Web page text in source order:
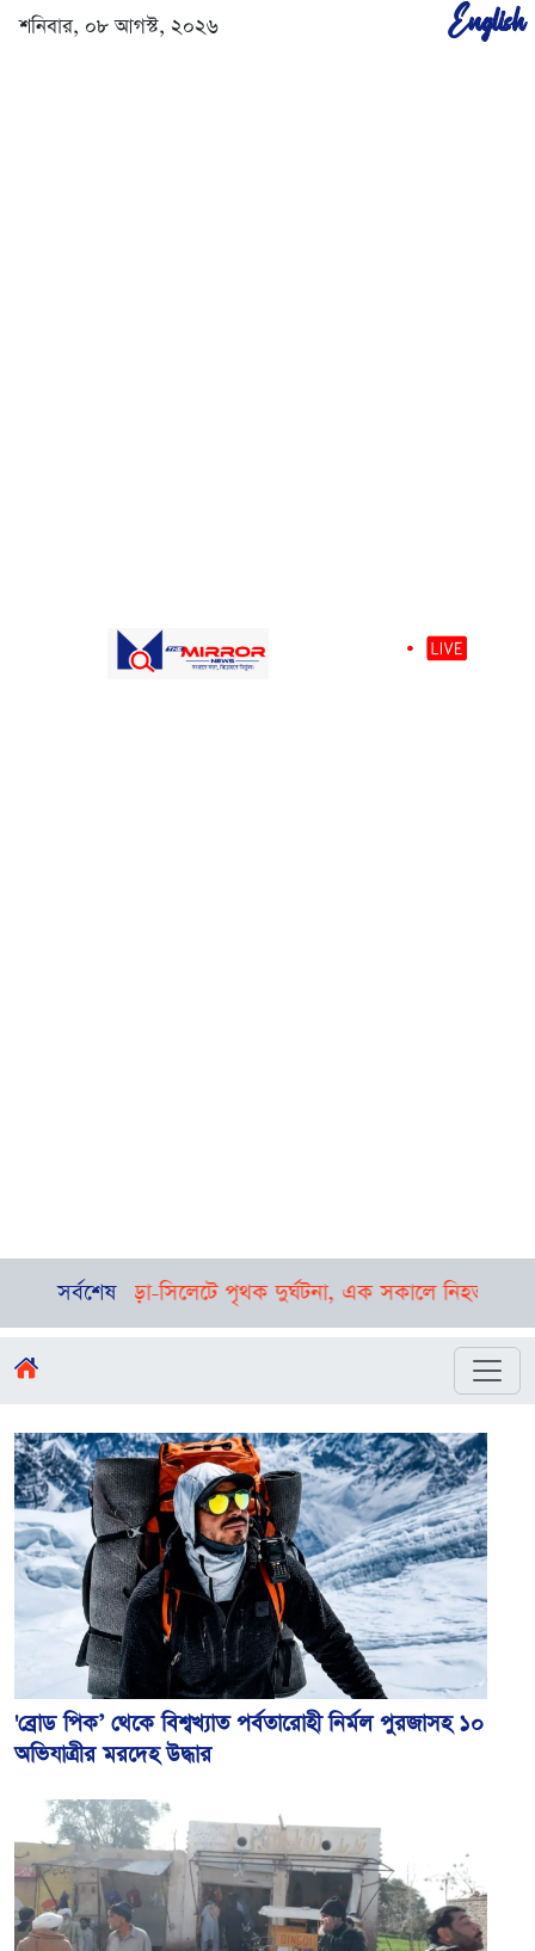
শনিবার, ০৮ আগস্ট, ২০২৬ English
সর্বশেষ
সিলেটে পৃথক দুর্ঘটনা, এক সকালে নিহত ১৬সন্ধ্যার মধ্যে ১২
'ব্রোড পিক’ থেকে বিশ্বখ্যাত পর্বতারোহী নির্মল পুরজাসহ ১০
অভিযাত্রীর মরদেহ উদ্ধার